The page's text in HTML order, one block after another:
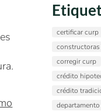
certificar curp
corregir curp
crédito
crédito